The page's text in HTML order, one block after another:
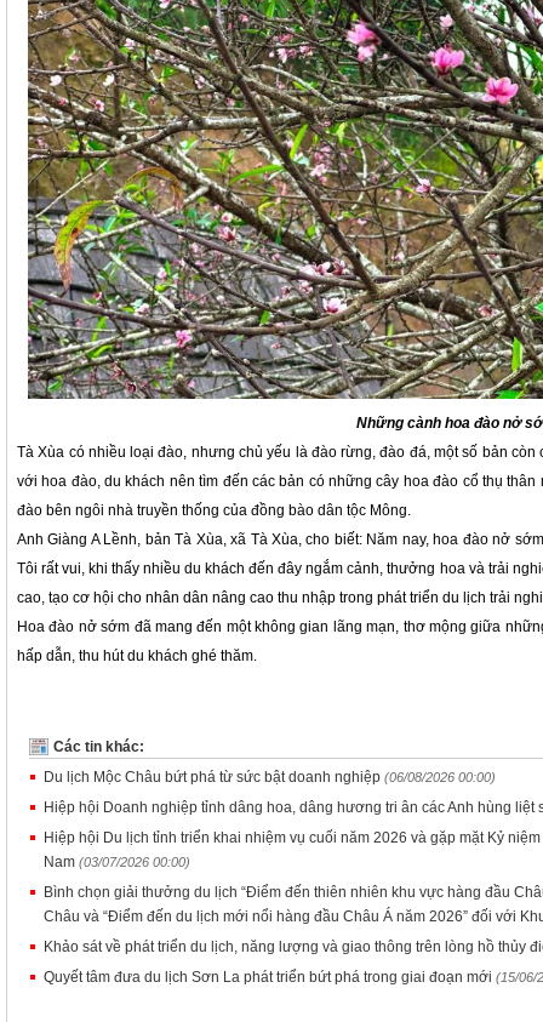
Những cành hoa đào nở
Tà Xùa có nhiều loại đào, nhưng chủ yếu là đào rừng, đào đá, một số bản
với hoa đào, du khách nên tìm đến các bản có những cây hoa đào cổ thụ
đào bên ngôi nhà truyền thống của đồng bào dân tộc Mông.
Anh Giàng A Lềnh, bản Tà Xùa, xã Tà Xùa, cho biết: Năm nay, hoa đào nở
Tôi rất vui, khi thấy nhiều du khách đến đây ngắm cảnh, thưởng hoa và trải
cao, tạo cơ hội cho nhân dân nâng cao thu nhập trong phát triển du lịch trải
Hoa đào nở sớm đã mang đến một không gian lãng mạn, thơ mộng giữa
hấp dẫn, thu hút du khách ghé thăm.
Các tin khác:
Du lịch Mộc Châu bứt phá từ sức bật doanh nghiệp (06/08/2026 00:00)
Hiệp hội Doanh nghiệp tỉnh dâng hoa, dâng hương tri ân các Anh hùng liệt
Hiệp hội Du lịch tỉnh triển khai nhiệm vụ cuối năm 2026 và gặp mặt Kỷ
Nam (03/07/2026 00:00)
Bình chọn giải thưởng du lịch “Điểm đến thiên nhiên khu vực hàng đầu
Châu và “Điểm đến du lịch mới nổi hàng đầu Châu Á năm 2026” đối với
Khảo sát về phát triển du lịch, năng lượng và giao thông trên lòng hồ thủy
Quyết tâm đưa du lịch Sơn La phát triển bứt phá trong giai đoạn mới (15/06/